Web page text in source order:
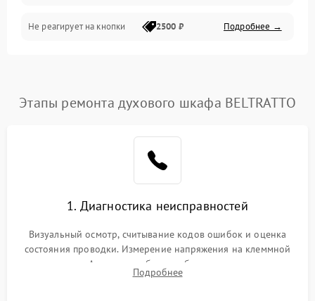
Не реагирует на кнопки 2500 ₽ Подробнее →
Этапы ремонта духового шкафа BELTRATTO
1. Диагностика неисправностей
Визуальный осмотр, считывание кодов ошибок и оценка
состояния проводки. Измерение напряжения на клеммной
колодке. Анализ жалоб на проблемы с нагревом,
конвекцией, панелью управления или блокировкой дверцы.
Подробнее